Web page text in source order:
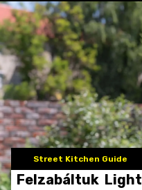
Street Kitchen Guide
Felzabáltuk Light